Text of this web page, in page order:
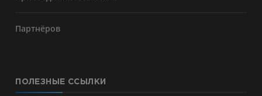
Партнёров
ПОЛЕЗНЫЕ ССЫЛКИ